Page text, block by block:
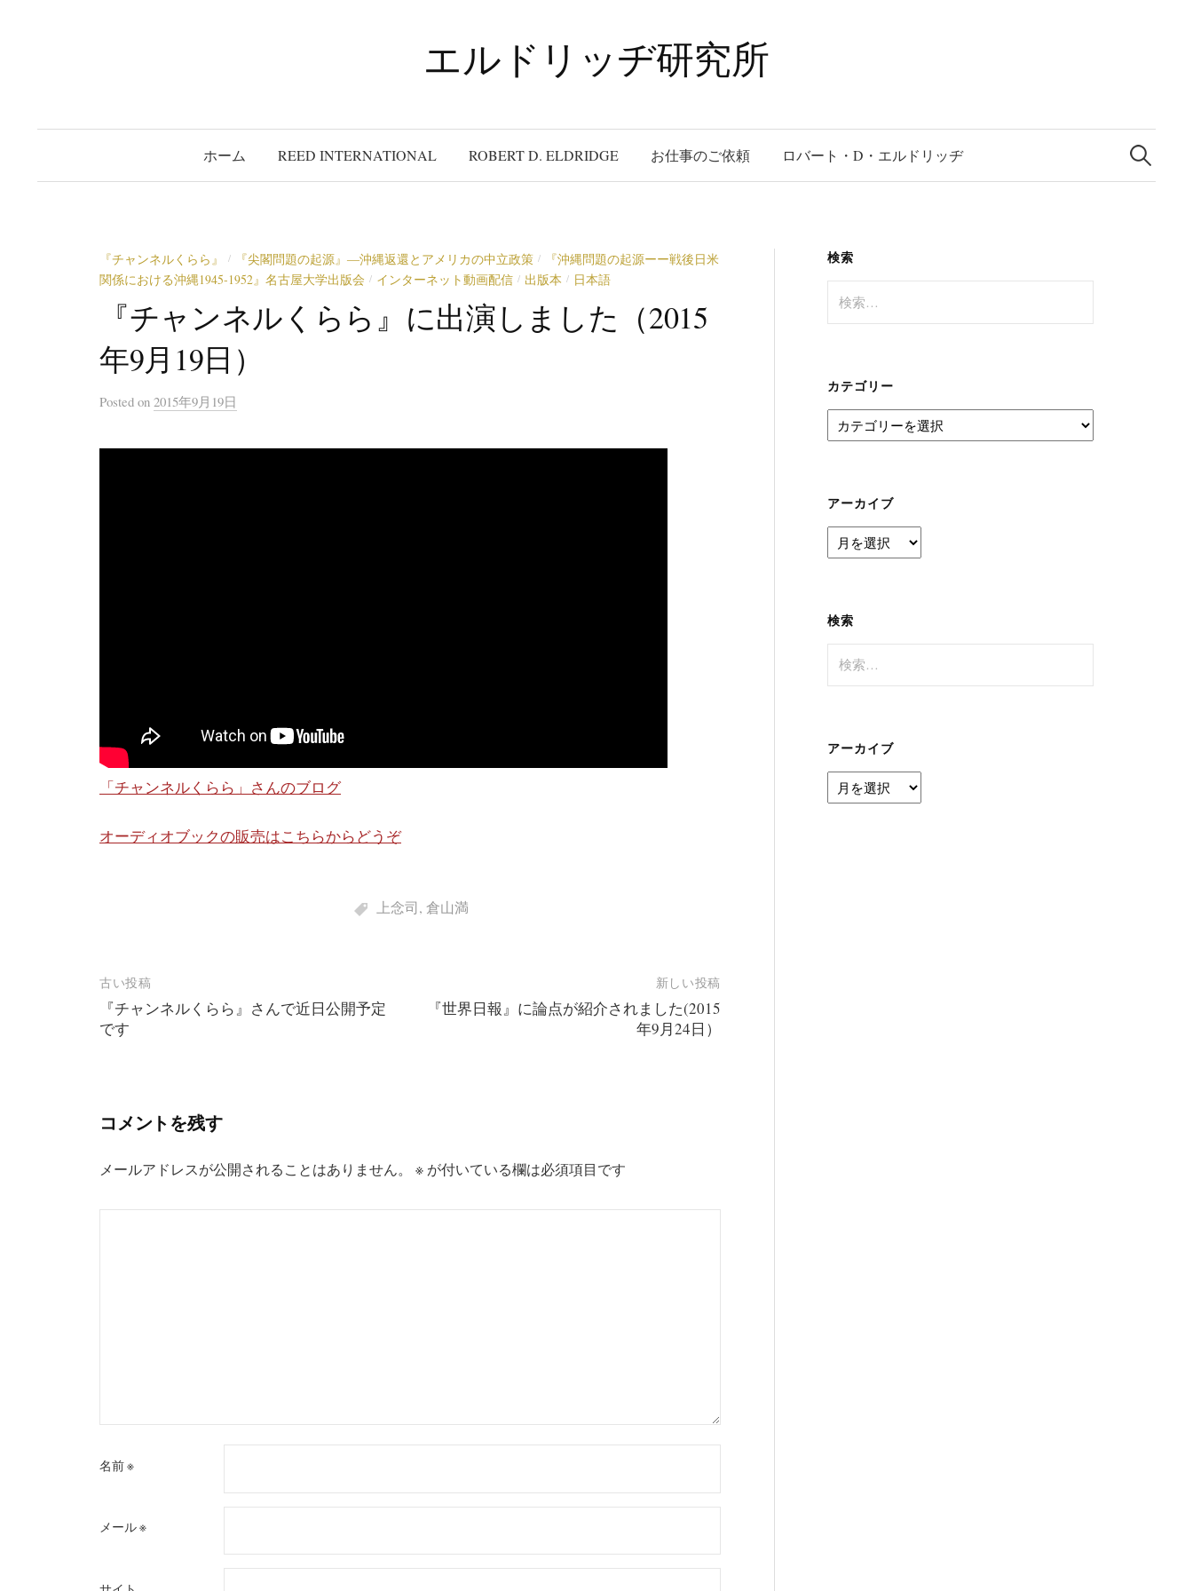
へ
キ
エルドリッヂ研究所
ホーム REED INTERNATIONAL ROBERT D. ELDRIDGE お仕事のご依頼 ロバート・D・エルドリッヂ
検
索:
『チャンネルくらら』 / 『尖閣問題の起源』―沖縄返還とアメリカの中立政策 /
『沖縄問題の起源ーー戦後日米
関係における沖縄1945‐1952』名古屋大学出版会 / インターネット動画配信 / 出版本 / 日本語
『チャンネルくらら』に出演しました（2015
年9月19日）
Posted on 2015年9月19日
「チャンネルくらら」さんのブログ
オーディオブックの販売はこちらからどうぞ
上念司, 倉山満
投
稿
ナ
ー
シ
古い投稿
『チャンネルくらら』さんで近日公開予定
です
新しい投稿
『世界日報』に論点が紹介されました(2015
年9月24日）
コメントを残す
メールアドレスが公開されることはありません。 ※ が付いている欄は必須項目です
名前※
メール※
検索
索:
カテゴリー
テ
ー
アーカイブ
ア
ー
ブ
検索
索:
アーカイブ
ア
ー